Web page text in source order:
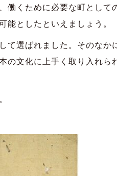
働くために必要な町として
能としたといえましょう。
て選ばれました。そのなか
の文化に上手く取り入れら